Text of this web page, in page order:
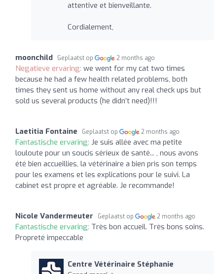
attentive et bienveillante.
Cordialement,
moonchild Geplaatst op 2 months ago
Negatieve ervaring: we went for my cat two times
because he had a few health related problems, both
times they sent us home without any real check ups but
sold us several products (he didn’t need)!!!
Laetitia Fontaine Geplaatst op 2 months ago
Fantastische ervaring: Je suis allée avec ma petite
louloute pour un soucis sérieux de santé... , nous avons
été bien accueillies, la vétérinaire a bien pris son temps
pour les examens et les explications pour le suivi. La
cabinet est propre et agréable. Je recommande!
Nicole Vandermeuter Geplaatst op 2 months ago
Fantastische ervaring: Très bon accueil. Très bons soins.
Propreté impeccable
Centre Vétérinaire Stéphanie